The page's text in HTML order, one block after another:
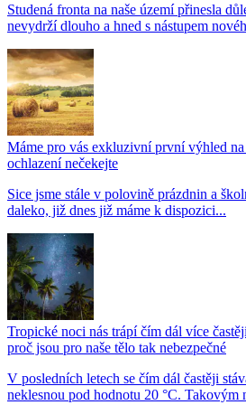
Studená fronta na naše území přinesla
nevydrží dlouho a hned s nástupem
Máme pro vás exkluzivní první výhled
ochlazení nečekejte
Sice jsme stále v polovině prázdnin a
daleko, již dnes již máme k dispozici...
Tropické noci nás trápí čím dál více
proč jsou pro naše tělo tak nebezpečné
V posledních letech se čím dál častěji
neklesnou pod hodnotu 20 °C. Takovým